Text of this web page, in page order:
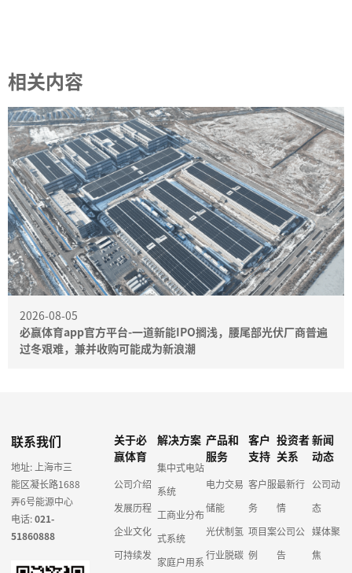
相关内容
2026-08-05
必赢体育app官方平台-一道新能IPO搁浅，腰尾部光伏厂商普遍
过冬艰难，兼并收购可能成为新浪潮
联系我们
地址: 上海市三
能区凝长路1688
弄6号能源中心
电话:021-
51860888
关于必
赢体育
公司介绍
发展历程
企业文化
可持续发
解决方案
集中式电站
系统
工商业分布
式系统
家庭户用系
产品和
服务
电力交易
储能
光伏制氢
行业脱碳
客户
支持
客户服
务
项目案
例
投资者
关系
最新行
情
公司公
告
新闻
动态
公司动
态
媒体聚
焦